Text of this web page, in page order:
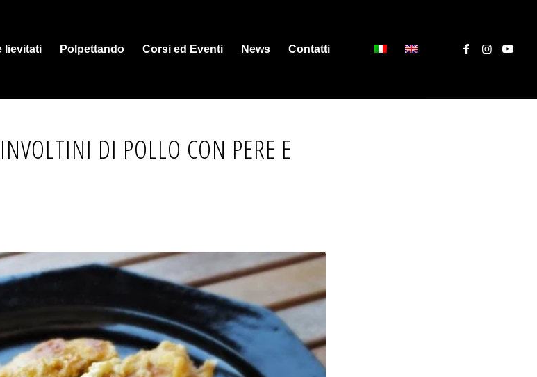
lievitati Polpettando Corsi ed Eventi News Contatti
DI POLLO CON PERE E